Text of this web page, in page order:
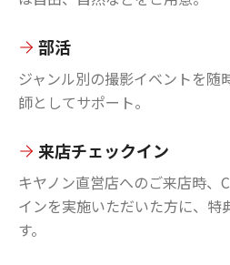
部活
ジャンル別の撮影イベントを随
師としてサポート。
来店チェックイン
キヤノン直営店へのご来店時、
インを実施いただいた方に、特
す。